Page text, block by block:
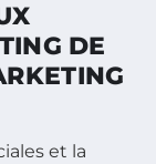
DE
et la